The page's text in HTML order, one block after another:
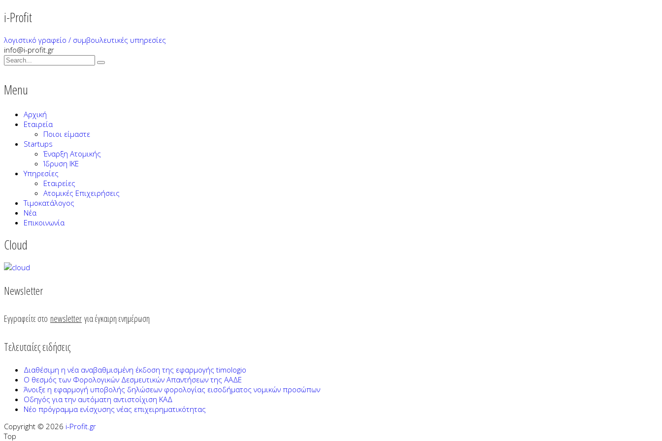
i-Profit
λογιστικό γραφείο / συμβουλευτικές υπηρεσίες
info@i-profit.gr
Menu
Αρχική
Εταιρεία
Ποιοι είμαστε
Startups
Έναρξη Ατομικής
Ίδρυση ΙΚΕ
Υπηρεσίες
Εταιρείες
Ατομικές Επιχειρήσεις
Τιμοκατάλογος
Νέα
Επικοινωνία
Cloud
Newsletter
Εγγραφείτε στο newsletter για έγκαιρη ενημέρωση
Τελευταίες ειδήσεις
Διαθέσιμη η νέα αναβαθμισμένη έκδοση της εφαρμογής timologio
Ο θεσμός των Φορολογικών Δεσμευτικών Απαντήσεων της ΑΑΔΕ
Άνοιξε η εφαρμογή υποβολής δηλώσεων φορολογίας εισοδήματος νομικών προσώπων
Οδηγός για την αυτόματη αντιστοίχιση ΚΑΔ
Νέο πρόγραμμα ενίσχυσης νέας επιχειρηματικότητας
Copyright © 2026 i-Profit.gr
Top